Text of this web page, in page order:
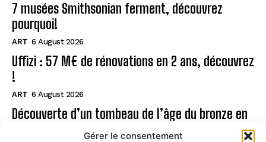
Gérer le consentement
7 musées Smithsonian ferment, découvrez
pourquoi!
ART 6 August 2026
Uffizi : 57 M€ de rénovations en 2 ans, découvrez
!
ART 6 August 2026
Découverte d’un tombeau de l’âge du bronze en